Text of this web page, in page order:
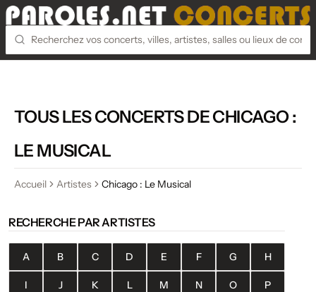
TOUS LES CONCERTS DE CHICAGO :
LE MUSICAL
Accueil Artistes Chicago : Le Musical
RECHERCHE PAR ARTISTES
A B C D E F G H
I J K L M N O P